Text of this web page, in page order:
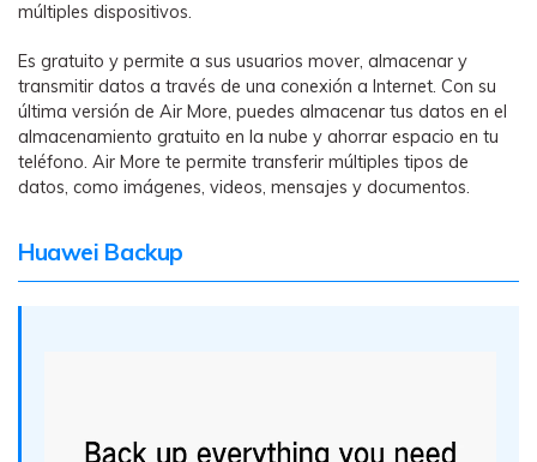
múltiples dispositivos.
Es gratuito y permite a sus usuarios mover, almacenar y
transmitir datos a través de una conexión a Internet. Con su
última versión de Air More, puedes almacenar tus datos en el
almacenamiento gratuito en la nube y ahorrar espacio en tu
teléfono. Air More te permite transferir múltiples tipos de
datos, como imágenes, videos, mensajes y documentos.
Huawei Backup